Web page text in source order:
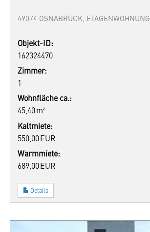
49074 OSNABRÜCK, ETAGENWOHNUNG
Objekt-ID:
162324470
Zimmer:
1
Wohnfläche ca.:
45,40 m²
Kaltmiete:
550,00 EUR
Warmmiete:
689,00 EUR
Details